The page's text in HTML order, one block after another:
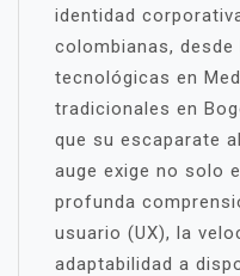
identidad
colombianas,
tecnológicas en
tradicionales en
que su escaparate
auge exige no solo
profunda
usuario (UX), la
adaptabilidad a